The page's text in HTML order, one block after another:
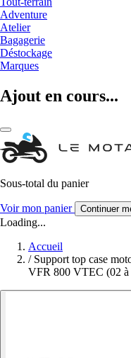
Adventure
Atelier
Bagagerie
Déstockage
Marques
Ajout en cours...
Sous-total du panier
Voir mon panier Continuer
Loading...
Accueil
/ Support top case
VFR 800 VTEC (02 à